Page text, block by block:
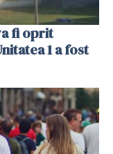
fi oprit
1 a fost